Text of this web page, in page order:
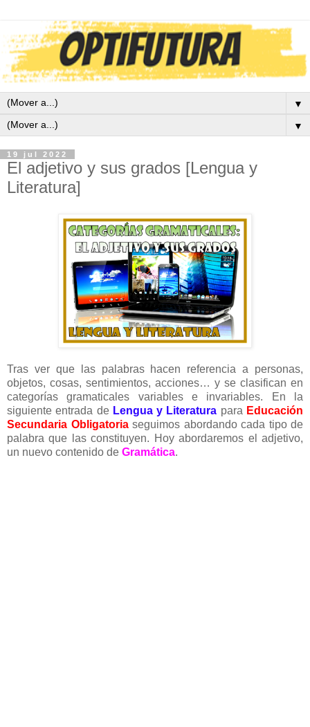
▼
▼
19 jul 2022
El adjetivo y sus grados [Lengua y
Literatura]
Tras ver que las palabras hacen referencia a personas,
objetos, cosas, sentimientos, acciones… y se clasifican en
categorías gramaticales variables e invariables. En la
siguiente entrada de Lengua y Literatura para Educación
Secundaria Obligatoriaseguimos abordando cada tipo de
palabra que las constituyen. Hoy abordaremos el adjetivo,
un nuevo contenido de Gramática.